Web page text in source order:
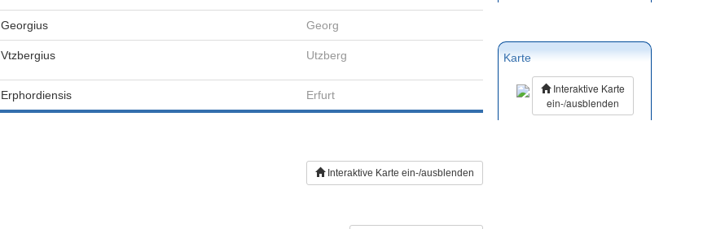
Georgius Georg
Vtzbergius Utzberg
Erphordiensis Erfurt
Interaktive Karte ein-/ausblenden
Karte
Interaktive Karte
ein-/ausblenden